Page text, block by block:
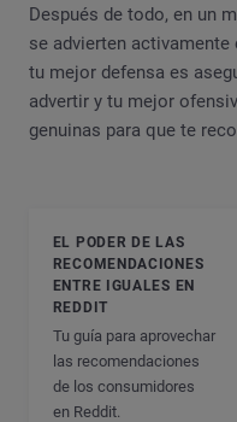
Después de todo, en un
se advierten
tu mejor defensa es
advertir y tu mejor
genuinas para que te
EL PODER DE LAS
RECOMENDACIONES
ENTRE IGUALES EN
REDDIT
Tu guía para aprovechar
las recomendaciones
de los consumidores
en Reddit.